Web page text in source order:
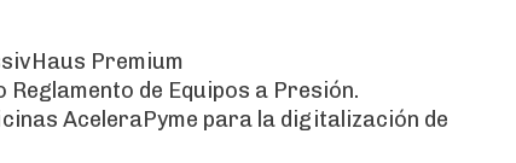
Premium
de Equipos a Presión.
AceleraPyme para la digitalización de